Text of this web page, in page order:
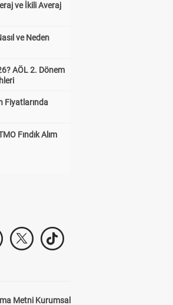
ve İkili Averaj
ve Neden
AÖL 2. Dönem
Fiyatlarında
Fındık Alım
Metni Kurumsal